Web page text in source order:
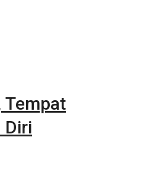
Tempat
Diri